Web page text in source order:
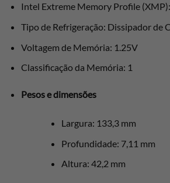
Intel Extreme Memory Profile
Tipo de Refrigeração: Dissipador de
Voltagem de Memória: 1.25V
Classificação da Memória: 1
Pesos e dimensões
Largura: 133,3 mm
Profundidade: 7,11 mm
Altura: 42,2 mm